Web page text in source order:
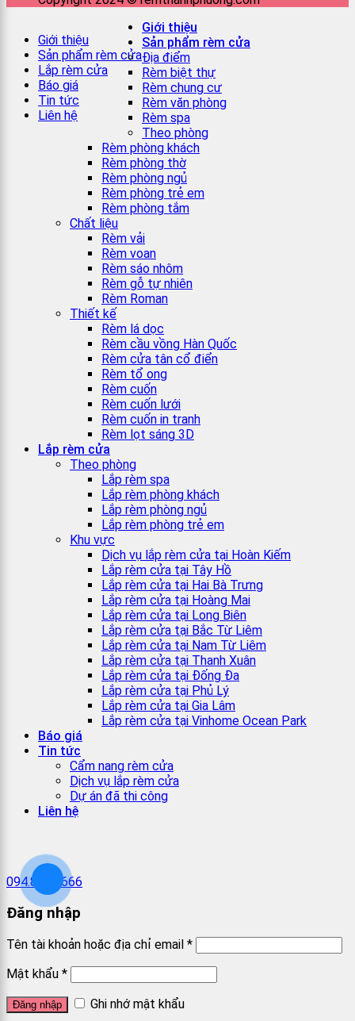
Giới thiệu
Sản phẩm rèm cửa
Lắp rèm cửa
Báo giá
Tin tức
Liên hệ
Giới thiệu
Sản phẩm rèm cửa
Địa điểm
Rèm biệt thự
Rèm chung cư
Rèm văn phòng
Rèm spa
Theo phòng
Rèm phòng khách
Rèm phòng thờ
Rèm phòng ngủ
Rèm phòng trẻ em
Rèm phòng tắm
Chất liệu
Rèm vải
Rèm voan
Rèm sáo nhôm
Rèm gỗ tự nhiên
Rèm Roman
Thiết kế
Rèm lá dọc
Rèm cầu vồng Hàn Quốc
Rèm cửa tân cổ điển
Rèm tổ ong
Rèm cuốn
Rèm cuốn lưới
Rèm cuốn in tranh
Rèm lọt sáng 3D
Lắp rèm cửa
Theo phòng
Lắp rèm spa
Lắp rèm phòng khách
Lắp rèm phòng ngủ
Lắp rèm phòng trẻ em
Khu vực
Dịch vụ lắp rèm cửa tại Hoàn Kiếm
Lắp rèm cửa tại Tây Hồ
Lắp rèm cửa tại Hai Bà Trưng
Lắp rèm cửa tại Hoàng Mai
Lắp rèm cửa tại Long Biên
Lắp rèm cửa tại Bắc Từ Liêm
Lắp rèm cửa tại Nam Từ Liêm
Lắp rèm cửa tại Thanh Xuân
Lắp rèm cửa tại Đống Đa
Lắp rèm cửa tại Phủ Lý
Lắp rèm cửa tại Gia Lâm
Lắp rèm cửa tại Vinhome Ocean Park
Báo giá
Tin tức
Cẩm nang rèm cửa
Dịch vụ lắp rèm cửa
Dự án đã thi công
Liên hệ
094.868.6666
Đăng nhập
Tên tài khoản hoặc địa chỉ email *
Mật khẩu *
Đăng nhập Ghi nhớ mật khẩu